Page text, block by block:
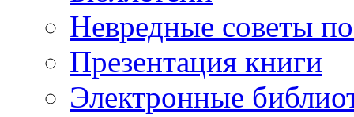
Невредные советы
Презентация книги
Электронные